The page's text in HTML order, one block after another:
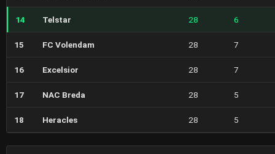
14 Telstar 28 6
15 FC Volendam 28 7
16 Excelsior 28 7
17 NAC Breda 28 5
18 Heracles 28 5